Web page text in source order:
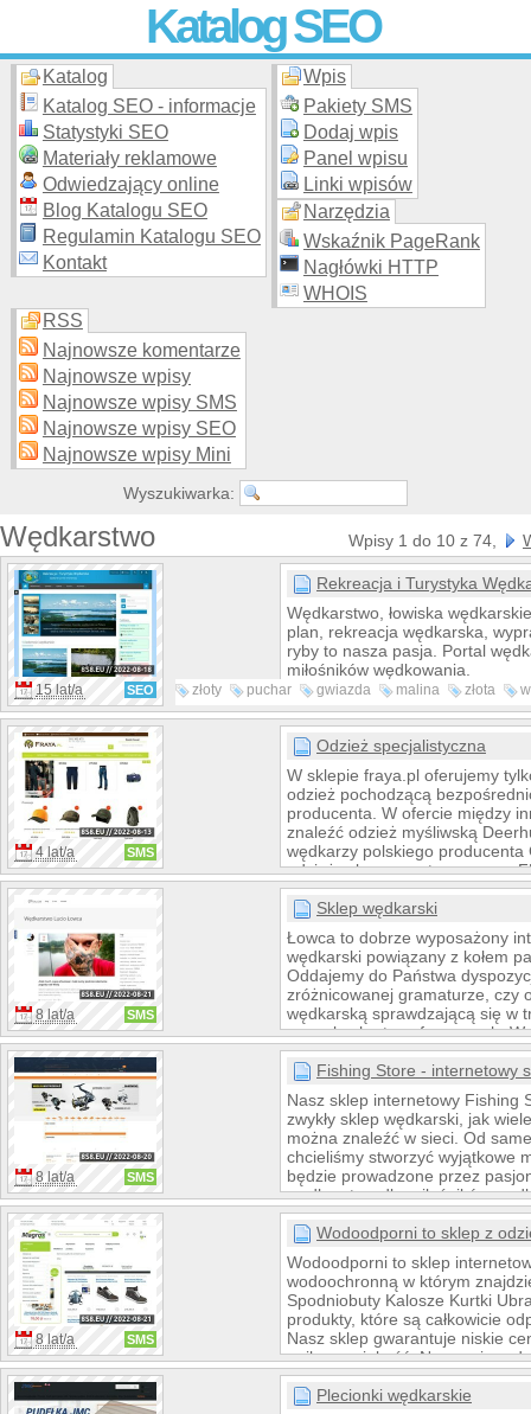
Katalog SEO
Skuteczna i promocja stron WWW –
moderowanego katalogu za darmo!
Katalog
Katalog SEO - informacje
Statystyki SEO
Materiały reklamowe
Odwiedzający online
Blog Katalogu SEO
Regulamin Katalogu SEO
Kontakt
Wpis
Pakiety SMS
Dodaj wpis
Panel wpisu
Linki wpisów
Narzędzia
Wskaźnik PageRank
Nagłówki HTTP
WHOIS
RSS
Najnowsze komentarze
Najnowsze wpisy
Najnowsze wpisy SMS
Najnowsze wpisy SEO
Najnowsze wpisy Mini
Wyszukiwarka:
Wędkarstwo Wpisy 1 do 10 z 74,
15 lat/a SEO
Rekreacja i Turystyka
Wędkarstwo, łowiska
plan, rekreacja wędkarska,
ryby to nasza pasja. Portal
miłośników wędkowania.
złoty puchar gwiazda malina złota
wędkarskie
rybka
4 lat/a SMS
Odzież specjalistyczna
W sklepie fraya.pl oferujemy
odzież pochodzącą
producenta. W ofercie między
znaleźć odzież myśliwską
wędkarzy polskiego producenta
odzież roboczą, ostrzegawczą
tym jesteśmy przedstawicielem
marki Nature by Marsupio
plecaki i torby do lasu,
8 lat/a SMS
Sklep wędkarski
Łowca to dobrze wyposażony
wędkarski powiązany z kołem
Oddajemy do Państwa
zróżnicowanej gramaturze, czy
wędkarską sprawdzającą się w
warunkach atmosferycznych.
nasza pasja, którą dzielimy się
popularnym kanale YouTube.
8 lat/a SMS
Fishing Store - internetowy
Nasz sklep internetowy Fishing
zwykły sklep wędkarski, jak
można znaleźć w sieci. Od
chcieliśmy stworzyć wyjątkowe
będzie prowadzone przez
wędkarstwa dla miłośników
oto sposób wszystkim swym
w stanie zaproponować
znaleźć można także cenne
metodach i technikach połowu.
8 lat/a SMS
Wodoodporni to sklep z
Wodoodporni to sklep
wodoochronną w którym
Spodniobuty Kalosze Kurtki
produkty, które są całkowicie
Nasz sklep gwarantuje niskie
najlepszą jakość. Naszymi
znanych producentów takich
DEMAR, LEMIGO, DRY
Plecionki wędkarskie